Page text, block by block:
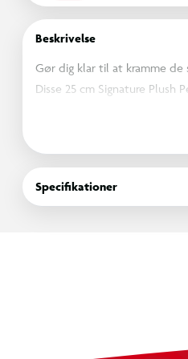
Beskrivelse
Gør dig klar til at kramme
Disse 25 cm Signature
Saml alle 3 nuttede kæledyr
unikke farver, personlighed og
Specifikationer